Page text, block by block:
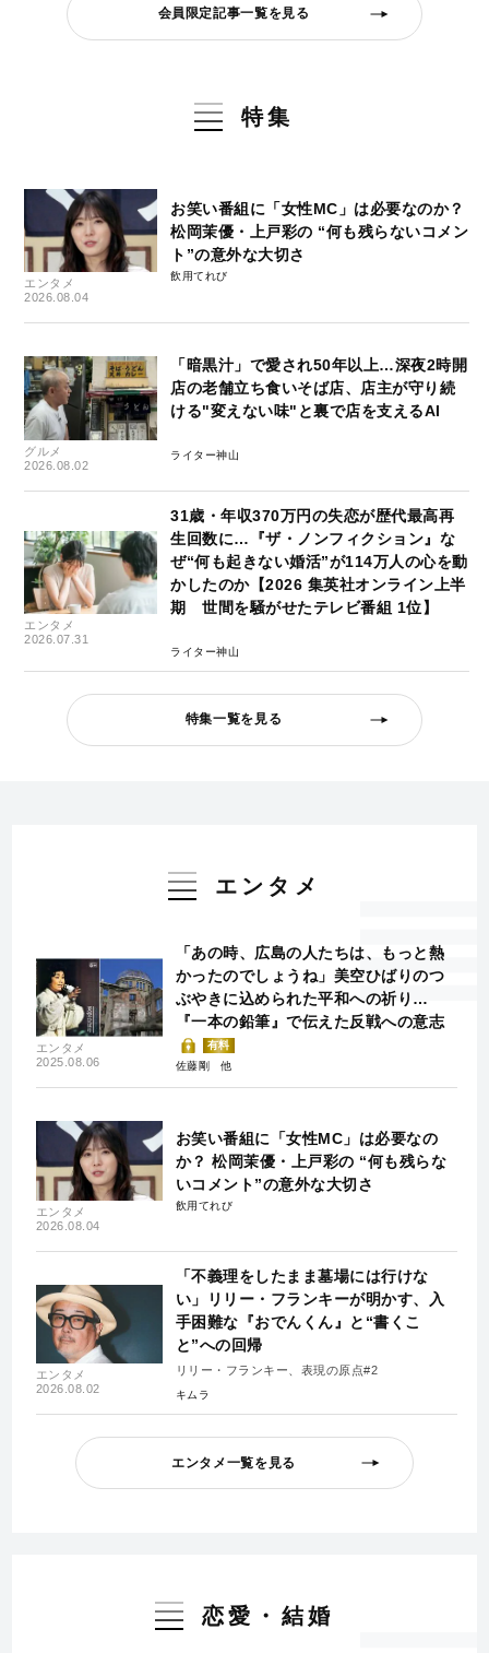
会員限定記事一覧を見る
特集
エンタメ
2026.08.04
お笑い番組に「女性MC」は必要なのか？
松岡茉優・上戸彩の “何も残らないコメン
ト”の意外な大切さ
飲用てれび
グルメ
2026.08.02
「暗黒汁」で愛され50年以上…深夜2時開
店の老舗立ち食いそば店、店主が守り続
ける"変えない味"と裏で店を支えるAI
ライター神山
エンタメ
2026.07.31
31歳・年収370万円の失恋が歴代最高再
生回数に…『ザ・ノンフィクション』な
ぜ“何も起きない婚活”が114万人の心を動
かしたのか【2026 集英社オンライン上半
期 世間を騒がせたテレビ番組 1位】
ライター神山
特集一覧を見る
エンタメ
エンタメ
2025.08.06
「あの時、広島の人たちは、もっと熱
かったのでしょうね」美空ひばりのつ
ぶやきに込められた平和への祈り…
『一本の鉛筆』で伝えた反戦への意志
有料
佐藤剛
エンタメ
2026.08.04
お笑い番組に「女性MC」は必要なの
か？ 松岡茉優・上戸彩の “何も残らな
いコメント”の意外な大切さ
飲用てれび
エンタメ
2026.08.02
「不義理をしたまま墓場には行けな
い」リリー・フランキーが明かす、入
手困難な『おでんくん』と“書くこ
と”への回帰
リリー・フランキー、表現の原点#2
キムラ
エンタメ一覧を見る
恋愛・結婚